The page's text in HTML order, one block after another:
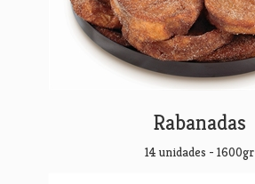
Rabanadas
14 unidades - 1600gr